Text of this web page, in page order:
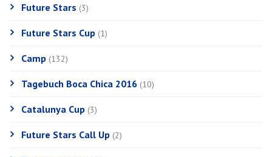
Future Stars (3)
Future Stars Cup (1)
Camp (132)
Tagebuch Boca Chica 2016 (10)
Catalunya Cup (3)
Future Stars Call Up (2)